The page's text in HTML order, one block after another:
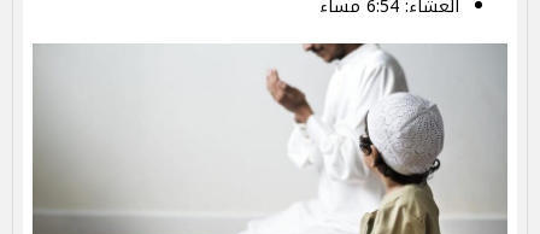
العشاء: 6:54 مساء